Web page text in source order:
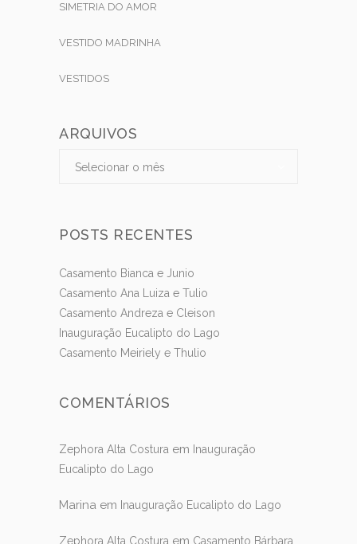
SIMETRIA DO AMOR
VESTIDO MADRINHA
VESTIDOS
ARQUIVOS
Selecionar o mês
POSTS RECENTES
Casamento Bianca e Junio
Casamento Ana Luiza e Tulio
Casamento Andreza e Cleison
Inauguração Eucalipto do Lago
Casamento Meiriely e Thulio
COMENTÁRIOS
Zephora Alta Costura em Inauguração
Eucalipto do Lago
Marina em Inauguração Eucalipto do Lago
Zephora Alta Costura em Casamento Bárbara